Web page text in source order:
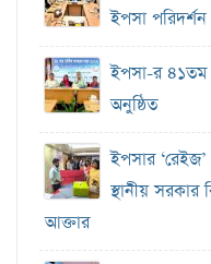
ইপসা পরিদর্শন
ইপসা-র ৪১তম
অনুষ্ঠিত
ইপসার
স্থানীয় সরকার
আক্তার